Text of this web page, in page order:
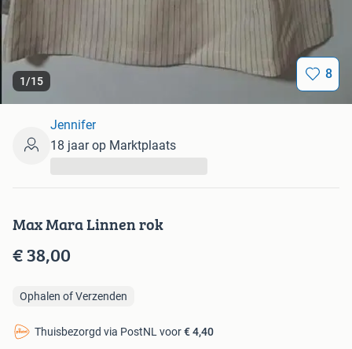
1/15 8
Max Mara Linnen rok
€ 38,00
Ophalen of Verzenden
Thuisbezorgd via PostNL voor€ 4,40
Jennifer
18 jaar op Marktplaats